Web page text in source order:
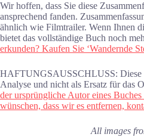
Wir hoffen, dass Sie diese
ansprechend fanden.
ähnlich wie Filmtrailer. Wenn Ihnen
bietet das vollständige Buch noch
erkunden? Kaufen Sie ‘Wandernde
HAFTUNGSAUSSCHLUSS: Diese
Analyse und nicht als Ersatz für das
der ursprüngliche Autor eines
wünschen, dass wir es entfernen,
All images